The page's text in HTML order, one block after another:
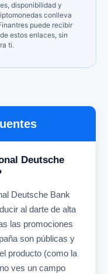
disponibilidad y
conlleva
puede recibir
estos enlaces, sin
ti.
Deutsche
Deutsche Bank
al darte de alta
las promociones
son públicas y
producto (como la
ves un campo